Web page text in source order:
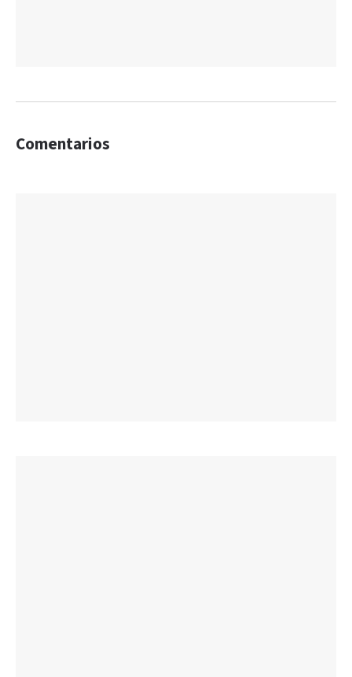
Comentarios